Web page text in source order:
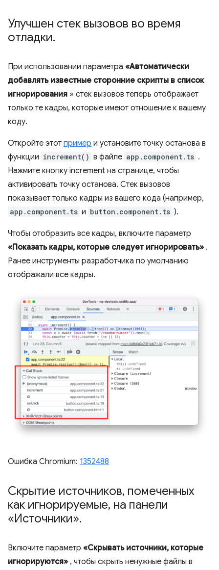
Улучшен стек вызовов во время
отладки.
При использовании параметра «Автоматически
добавлять известные сторонние скрипты в список
игнорирования » стек вызовов теперь отображает
только те кадры, которые имеют отношение к вашему
коду.
Откройте этот пример и установите точку останова в
функции increment() в файле app.component.ts .
Нажмите кнопку increment на странице, чтобы
активировать точку останова. Стек вызовов
показывает только кадры из вашего кода (например,
app.component.ts и button.component.ts ).
Чтобы отобразить все кадры, включите параметр
«Показать кадры, которые следует игнорировать» .
Ранее инструменты разработчика по умолчанию
отображали все кадры.
Ошибка Chromium: 1352488
Скрытие источников, помеченных
как игнорируемые, на панели
«Источники».
Включите параметр «Скрывать источники, которые
игнорируются» , чтобы скрыть ненужные файлы в